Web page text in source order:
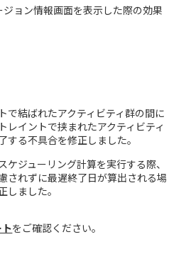
ョン情報画面を表示した際の効果
で結ばれたアクティビティ群の間に
レイントで挟まれたアクティビティ
する不具合を修正しました。
ケジューリング計算を実行する際、
されずに最遅終了日が算出される場
しました。
をご確認ください。